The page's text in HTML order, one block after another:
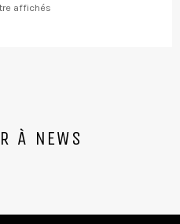
affichés
À NEWS